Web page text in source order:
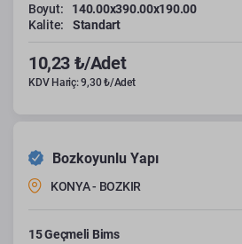
Boyut:
140.00x390.00x190.00
Kalite:
Standart
10,23 ₺/Adet
KDV Hariç: 9,30 ₺/Adet
Bozkoyunlu Yapı
KONYA - BOZKIR
15 Geçmeli Bims